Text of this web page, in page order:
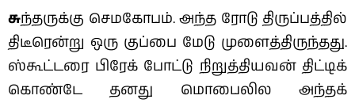
சுந்தருக்கு செமகோபம். அந்த ரோடு திருப்பத்தில்
திடீரென்று ஒரு குப்பை மேடு முளைத்திருந்தது.
ஸ்கூட்டரை பிரேக் போட்டு நிறுத்தியவன் திட்டிக்
கொண்டே தனது மொபைலில அந்தக்